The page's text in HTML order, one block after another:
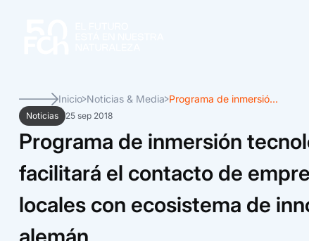
Inicio Noticias & Media Programa de inmersió...
Noticias 25 sep 2018
Programa de inmersión
facilitará el contacto de
locales con ecosistema de